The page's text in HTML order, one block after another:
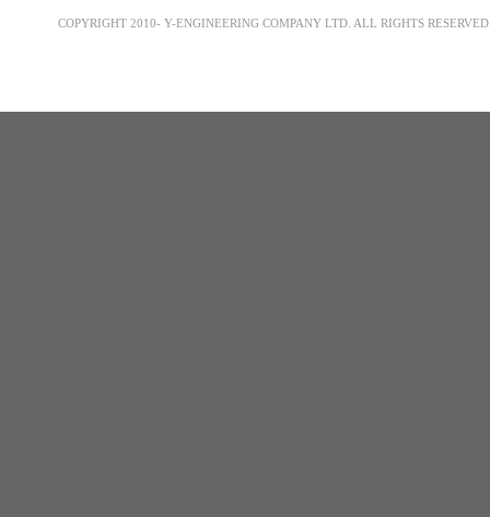
COPYRIGHT 2010- Y-ENGINEERING COMPANY LTD. ALL RIGHTS RESERVED